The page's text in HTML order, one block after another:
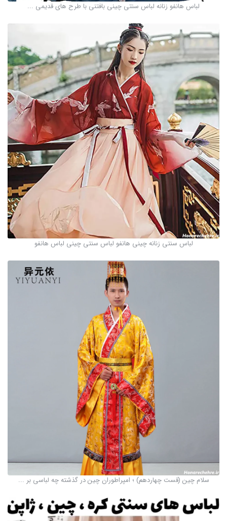
لباس هانفو زنانه لباس سنتی چینی بافتنی با طرح های قدیمی ...
لباس سنتی زنانه چینی هانفو لباس سنتی چینی لباس هانفو
سلام چین (قست چهاردهم) ؛ امپراطوران چین در گذشته چه لباسی بر ...